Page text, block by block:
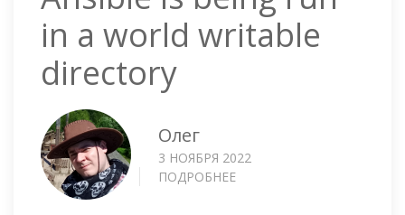
in a world writable
directory
Олег
3 НОЯБРЯ 2022
ПОДРОБНЕЕ